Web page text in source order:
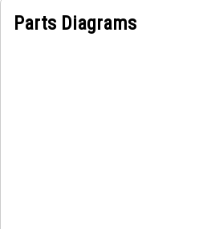
Parts Diagrams